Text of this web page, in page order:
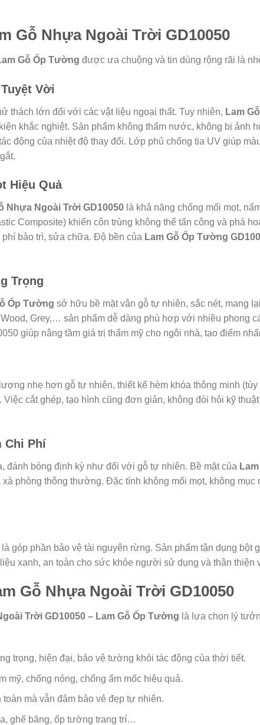
Gỗ Nhựa Ngoài Trời GD10050
Gỗ Ốp Tường được ưa chuộng và tin dùng rộng rãi là
Vời
thách lớn đối với các vật liệu ngoại thất. Tuy nhiên, Lam
khắc nghiệt. Sản phẩm không thấm nước, không bị ảnh
động của nhiệt độ thay đổi. Lớp phủ chống tia UV giúp
Hiệu Quả
Nhựa Ngoài Trời GD10050 là khả năng chống mối mọt,
Composite) khiến côn trùng không thể tấn công và phá
bảo trì, sửa chữa. Độ bền của Lam Gỗ Ốp Tường
Trọng
Ốp Tường sở hữu bề mặt vân gỗ tự nhiên, sắc nét, mang
Grey,… sản phẩm dễ dàng phù hợp với nhiều phong
giúp nâng tầm giá trị thẩm mỹ cho ngôi nhà, tạo điểm
nhẹ hơn gỗ tự nhiên, thiết kế hèm khóa thông minh
cắt ghép, tạo hình cũng đơn giản, không đòi hỏi kỹ
Chi Phí
đánh bóng định kỳ như đối với gỗ tự nhiên. Bề mặt của
phòng thông thường. Đặc tính không mối mọt, không mục
là góp phần bảo vệ tài nguyên rừng. Sản phẩm tận dụng bột
xanh, an toàn cho sức khỏe người sử dụng và thân thiện
Gỗ Nhựa Ngoài Trời GD10050
Trời GD10050 – Lam Gỗ Ốp Tường là lựa chọn lý
trọng, hiện đại, bảo vệ tường khỏi tác động của thời tiết.
mỹ, chống nóng, chống ẩm mốc hiệu quả.
mà vẫn đảm bảo vẻ đẹp tự nhiên.
ghế băng, ốp tường trang trí…